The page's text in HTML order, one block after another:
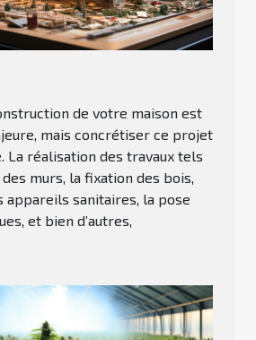
de votre maison est
mais concrétiser ce projet
La réalisation des travaux tels
murs, la fixation des bois,
appareils sanitaires, la pose
et bien d’autres,